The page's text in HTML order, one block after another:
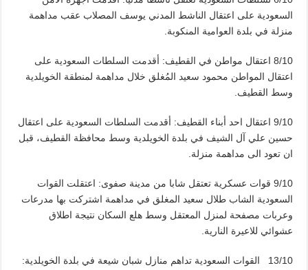
السعودية على اعتقال الناشط المدني يوسف المصلاب عقب مداهمة
منزلة في بلدة العوامية المنكوبة.
8/10 اعتقال مواطن في القطيف: أقدمت السلطات السعودية على
اعتقال المواطن محمود سعيد المُغلق خلال مداهمة لمنطقة الخويلدية
وسط القطيف.
9/10 اعتقال احد أبناء القطيف: أقدمت السلطات السعودية على اعتقال
حسين علي آل الشيف في بلدة الخويلدية وسط محافظة القطيف، قبل
ان تعود الى مداهمة منزلة.
9/10 قوات عسكرية تعتقل شابا من مدينة صفوى: اعتقلت القوات
السعودية الشاب طلال سعيد المغلق في مداهمة اشتركت بها مدرعات
وعربات مصفحة لمنزل المعتقل وسط هلع السكان نتيجة اطلاق
عشوائي للاعيرة النارية.
13/10 القوات السعودية تداهم منازل شبان شيعة في بلدة الخويلدية: